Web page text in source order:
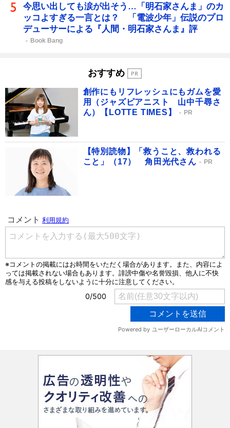
今思い出しても涙が出そう…「明石家さんま」のカ
ッコよすぎる一言とは？ 「電波少年」伝説のプロ
デューサーによる『人間・明石家さんま』評
Book Bang
おすすめ
創作にもリフレッシュにもガムを愛
用（ジャズピアニスト 山中千尋さ
ん）【LOTTE TIMES】
PR
【特別読物】「救うこと、救われる
こと」（17） 角田光代さん
PR